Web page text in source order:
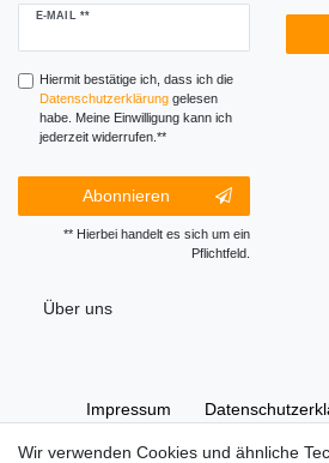
E-MAIL **
Newsletter
Hiermit bestätige ich, dass ich die
Daten­schutz­erklärunggelesen
habe. Meine Einwilligung kann ich
jederzeit widerrufen.**
Abonnieren
** Hierbei handelt es sich um ein
Pflichtfeld.
Wir verwenden Cookies und ähnliche
Über uns
Impressum